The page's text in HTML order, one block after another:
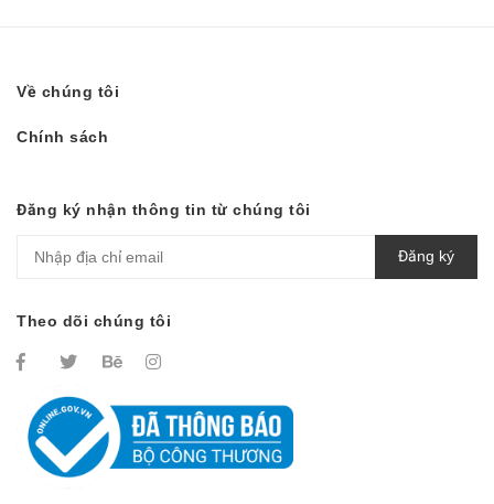
Về chúng tôi
Chính sách
Đăng ký nhận thông tin từ chúng tôi
Đăng ký
Theo dõi chúng tôi